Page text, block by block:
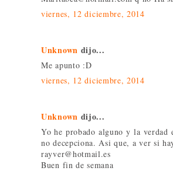
viernes, 12 diciembre, 2014
Unknown dijo...
Me apunto :D
viernes, 12 diciembre, 2014
Unknown dijo...
Yo he probado alguno y la verdad
no decepciona. Asi que, a ver si
rayver@hotmail.es
Buen fin de semana